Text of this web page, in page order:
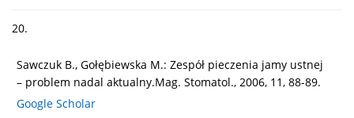
20.
Sawczuk B., Gołębiewska M.: Zespół pieczenia jamy ustnej
– problem nadal aktualny.Mag. Stomatol., 2006, 11, 88-89.
Google Scholar